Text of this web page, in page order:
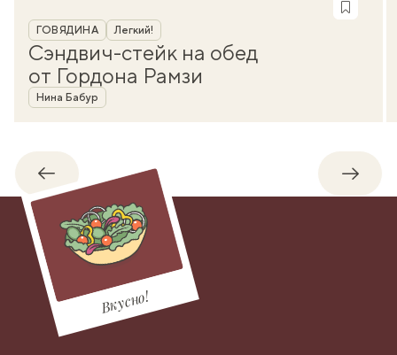
Рубрика
ГОВЯДИНА Легкий!
Сэндвич-стейк на обед
от Гордона Рамзи
Автор
Нина Бабур
Обратно
Вкусно!